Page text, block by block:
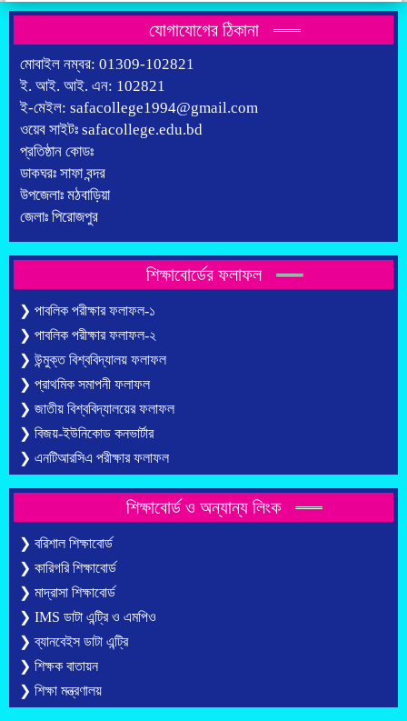
যোগাযোগের ঠিকানা
মোবাইল নম্বর: 01309-102821
ই. আই. আই. এন: 102821
ই-মেইল: safacollege1994@gmail.com
ওয়েব সাইটঃ safacollege.edu.bd
প্রতিষ্ঠান কোডঃ
ডাকঘরঃ সাফা বন্দর
উপজেলাঃ মঠবাড়িয়া
জেলাঃ পিরোজপুর
শিক্ষাবোর্ডের ফলাফল
❯ পাবলিক পরীক্ষার ফলাফল-১
❯ পাবলিক পরীক্ষার ফলাফল-২
❯ উন্মুক্ত বিশ্ববিদ্যালয় ফলাফল
❯ প্রাথমিক সমাপনী ফলাফল
❯ জাতীয় বিশ্ববিদ্যালয়ের ফলাফল
❯ বিজয়-ইউনিকোড কনভার্টার
❯ এনটিআরসিএ পরীক্ষার ফলাফল
শিক্ষাবোর্ড ও অন্যান্য লিংক
❯ বরিশাল শিক্ষাবোর্ড
❯ কারিগরি শিক্ষাবোর্ড
❯ মাদ্রাসা শিক্ষাবোর্ড
❯ IMS ডাটা এন্ট্রি ও এমপিও
❯ ব্যানবেইস ডাটা এন্ট্রি
❯ শিক্ষক বাতায়ন
❯ শিক্ষা মন্ত্রণালয়